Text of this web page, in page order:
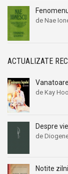
de Nae
ACTUALIZATE
de Kay
Despre
de
Notite